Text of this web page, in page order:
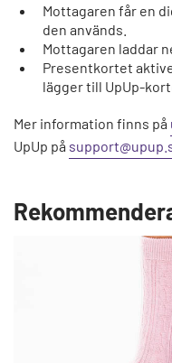
Mottagaren får en
den används.
Mottagaren laddar
Presentkortet
lägger till UpUp-
Mer information finns på
UpUp på